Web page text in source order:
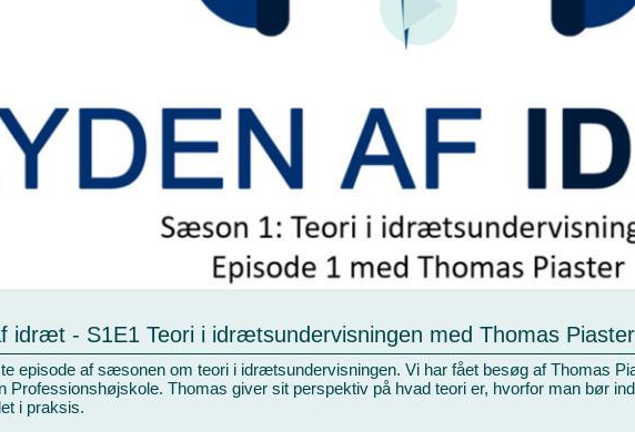
idræt - S1E1 Teori i idrætsundervisningen med Thomas Piaster
episode af sæsonen om teori i idrætsundervisningen. Vi har fået besøg af Thomas
Professionshøjskole. Thomas giver sit perspektiv på hvad teori er, hvorfor man bør
i praksis.